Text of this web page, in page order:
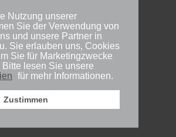
Nutzung unserer
Sie der Verwendung von
und unsere Partner in
Sie erlauben uns, Cookies
Sie für Marketingzwecke
lesen Sie unsere
für mehr Informationen.
Zustimmen